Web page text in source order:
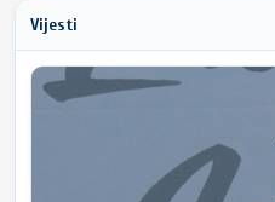
Vijesti